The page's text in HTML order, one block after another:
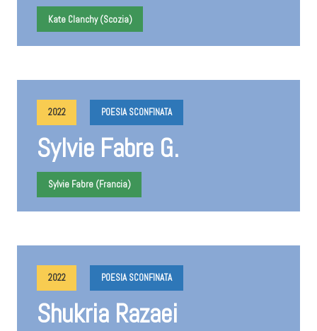
Kate Clanchy (Scozia)
2022 POESIA SCONFINATA
Sylvie Fabre G.
Sylvie Fabre (Francia)
2022 POESIA SCONFINATA
Shukria Razaei